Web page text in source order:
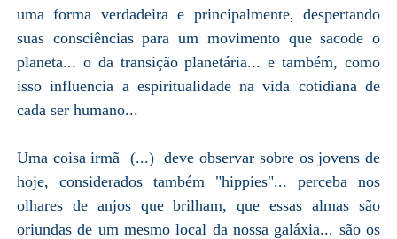
uma forma verdadeira e principalmente, despertando
suas consciências para um movimento que sacode o
planeta... o da transição planetária... e também, como
isso influencia a espiritualidade na vida cotidiana de
cada ser humano...
Uma coisa irmã (...) deve observar sobre os jovens de
hoje, considerados também "hippies"... perceba nos
olhares de anjos que brilham, que essas almas são
oriundas de um mesmo local da nossa galáxia... são os